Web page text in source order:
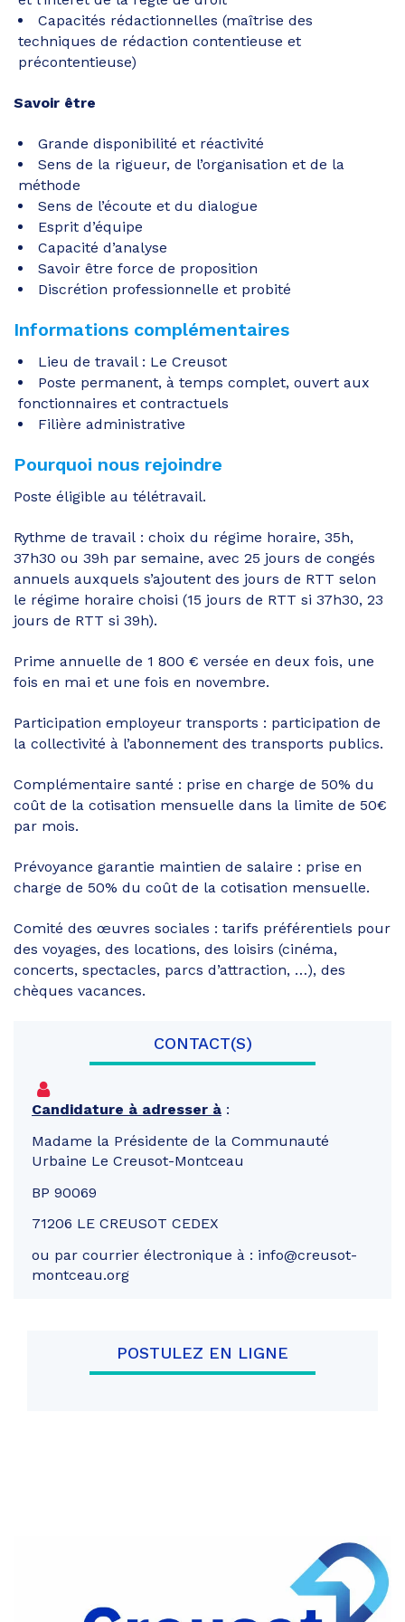
Capacités rédactionnelles (maîtrise des
techniques de rédaction contentieuse et
précontentieuse)
Savoir être
Grande disponibilité et réactivité
Sens de la rigueur, de l’organisation et de la
méthode
Sens de l’écoute et du dialogue
Esprit d’équipe
Capacité d’analyse
Savoir être force de proposition
Discrétion professionnelle et probité
Informations complémentaires
Lieu de travail : Le Creusot
Poste permanent, à temps complet, ouvert aux
fonctionnaires et contractuels
Filière administrative
Pourquoi nous rejoindre
Poste éligible au télétravail.
Rythme de travail : choix du régime horaire, 35h,
37h30 ou 39h par semaine, avec 25 jours de congés
annuels auxquels s’ajoutent des jours de RTT selon
le régime horaire choisi (15 jours de RTT si 37h30, 23
jours de RTT si 39h).
Prime annuelle de 1 800 € versée en deux fois, une
fois en mai et une fois en novembre.
Participation employeur transports : participation de
la collectivité à l’abonnement des transports publics.
Complémentaire santé : prise en charge de 50% du
coût de la cotisation mensuelle dans la limite de 50€
par mois.
Prévoyance garantie maintien de salaire : prise en
charge de 50% du coût de la cotisation mensuelle.
Comité des œuvres sociales : tarifs préférentiels pour
des voyages, des locations, des loisirs (cinéma,
concerts, spectacles, parcs d’attraction, …), des
chèques vacances.
CONTACT(S)
Candidature à adresser à :
Madame la Présidente de la Communauté
Urbaine Le Creusot-Montceau
BP 90069
71206 LE CREUSOT CEDEX
ou par courrier électronique à : info@creusot-
montceau.org
POSTULEZ EN LIGNE
Facebook
Partager